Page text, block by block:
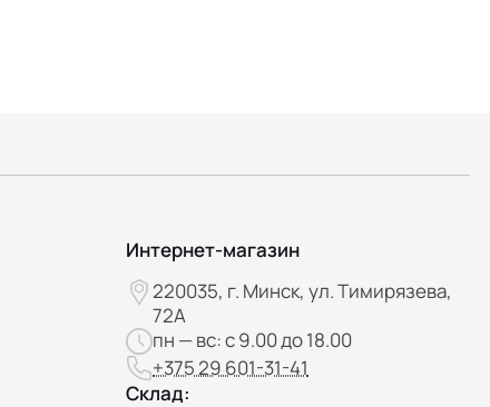
Интернет-магазин
220035, г. Минск, ул. Тимирязева,
72А
пн — вс: с 9.00 до 18.00
+375 29 601-31-41
Склад: